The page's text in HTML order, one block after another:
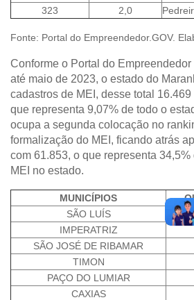
323
2,0
Fonte: Portal do Empreendedor.GOV.
Conforme o Portal do
até maio de 2023, o estado do
cadastros de MEI, desse total
que representa 9,07% de todo o
ocupa a segunda colocação no
formalização do MEI, ficando atrás
com 61.853, o que representa
MEI no estado.
MUNICÍPIOS
SÃO LUÍS
IMPERATRIZ
SÃO JOSÉ DE RIBAMAR
TIMON
PAÇO DO LUMIAR
CAXIAS